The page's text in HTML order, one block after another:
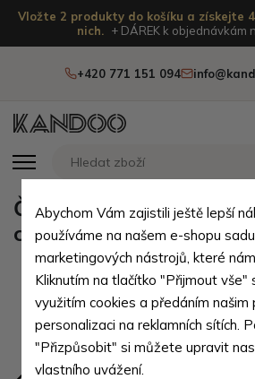
Vložte 2 produkty do košíku a získejte
nich.
+ DÁREK k objednávkám
+420 771 151 094
Čokoládově hnědá
crossbody kabelka
Abychom Vám zajistili ještě lepší
používáme na našem e-shopu
marketingových nástrojů, které
Kliknutím na tlačítko "Přijmout vše"
využitím cookies a předáním našim
personalizaci na reklamních sítích.
"Přizpůsobit" si můžete upravit
vlastního uvážení.